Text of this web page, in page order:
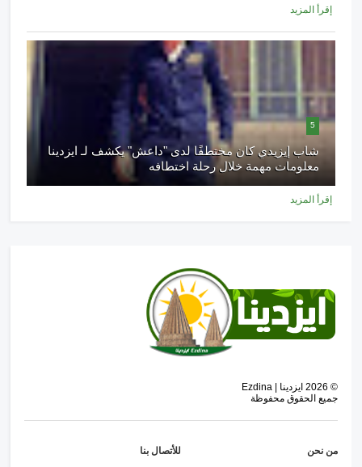
إقرأ المزيد
5
شاب إيزيدي كان مختطفًا لدى "داعش" يكشف لـ ايزدينا
معلومات مهمة خلال رحلة اختطافه
إقرأ المزيد
©
2026 ايزدينا | Ezdina
جميع الحقوق محفوظة
من نحن للأتصال بنا